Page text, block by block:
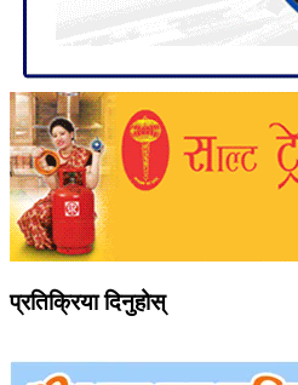
प्रतिक्रिया दिनुहोस्